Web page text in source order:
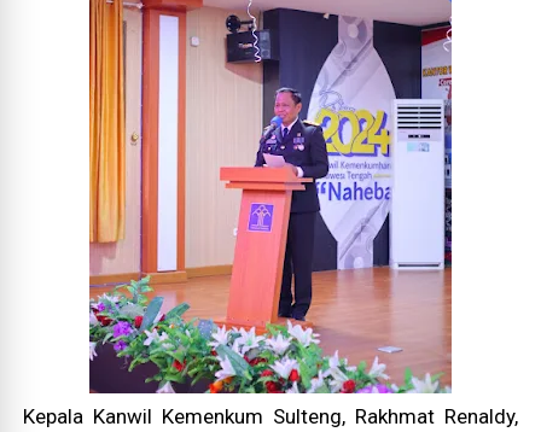
Kepala Kanwil Kemenkum Sulteng, Rakhmat Renaldy,